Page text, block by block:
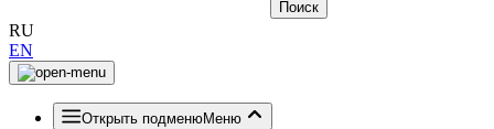
RU
EN
Открыть подменюМеню